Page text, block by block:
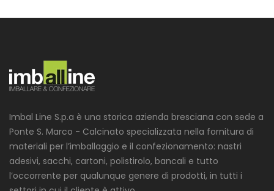
Imbal Line S.p.a è una storica azienda bresciana con sede a
Ponte S. Marco - Calcinato specializzata nella fornitura di
materiali per l’imballaggio e il confezionamento: nastri
adesivi, sacchi, cartoni, polistirolo, bancali e tutto
l’occorrente per qualunque genere di prodotti, in tutti i